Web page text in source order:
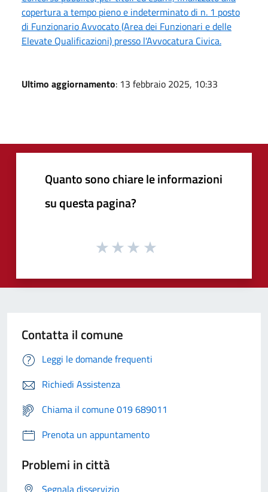
copertura a tempo pieno e indeterminato di n. 1 posto
di Funzionario Avvocato (Area dei Funzionari e delle
Elevate Qualificazioni) presso l'Avvocatura Civica.
Ultimo aggiornamento: 13 febbraio 2025, 10:33
Quanto sono chiare le informazioni
su questa pagina?
Contatta il comune
Leggi le domande frequenti
Richiedi Assistenza
Chiama il comune 019 689011
Prenota un appuntamento
Problemi in città